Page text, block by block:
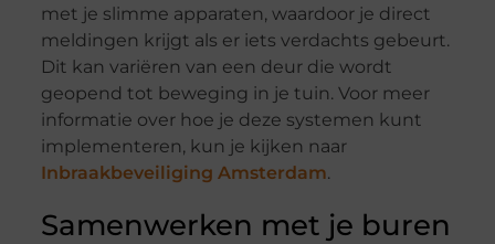
met je slimme apparaten, waardoor je direct
meldingen krijgt als er iets verdachts gebeurt.
Dit kan variëren van een deur die wordt
geopend tot beweging in je tuin. Voor meer
informatie over hoe je deze systemen kunt
implementeren, kun je kijken naar
Inbraakbeveiliging Amsterdam.
Samenwerken met je buren